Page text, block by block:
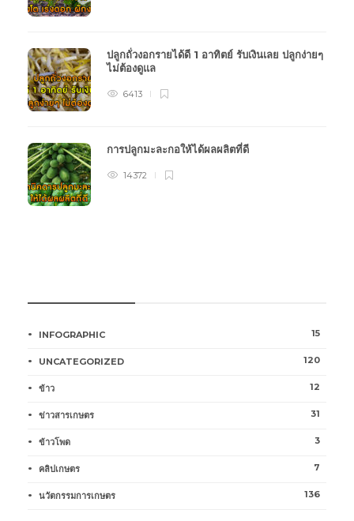
ปลูกถั่วงอกรายได้ดี 1 อาทิตย์ รับเงินเลย ปลูกง่ายๆ
ไม่ต้องดูแล
6413
การปลูกมะละกอให้ได้ผลผลิตที่ดี
14372
INFOGRAPHIC 15
UNCATEGORIZED 120
ข้าว 12
ข่าวสารเกษตร 31
ข้าวโพด 3
คลิปเกษตร 7
นวัตกรรมการเกษตร 136